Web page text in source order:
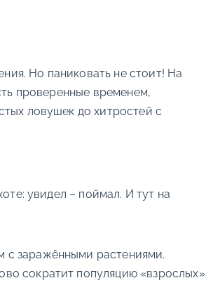
Но паниковать не стоит! На
проверенные временем,
ловушек до хитростей с
увидел – поймал. И тут на
с заражёнными растениями.
сократит популяцию «взрослых»